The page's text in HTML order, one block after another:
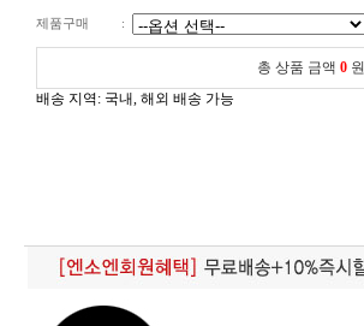
제품구매 :
총 상품 금액 0 원
배송 지역 : 국내, 해외 배송 가능